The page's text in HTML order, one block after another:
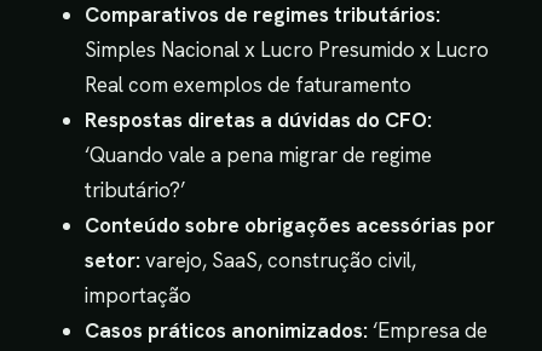
Comparativos de regimes tributários:
Simples Nacional x Lucro Presumido x Lucro
Real com exemplos de faturamento
Respostas diretas a dúvidas do CFO:
‘Quando vale a pena migrar de regime
tributário?’
Conteúdo sobre obrigações acessórias por
setor:varejo, SaaS, construção civil,
importação
Casos práticos anonimizados:‘Empresa de